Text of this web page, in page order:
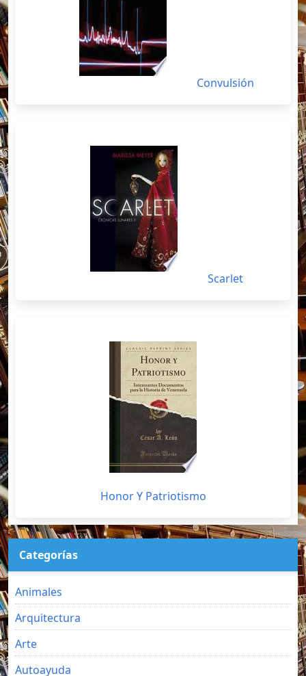
Convulsión
Scarlet
Honor Y Patriotismo
Categorías
Animales
Arquitectura
Arte
Autoayuda